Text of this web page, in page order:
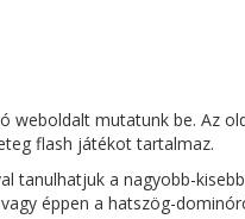
weboldalt mutatunk be. Az
flash játékot tartalmaz.
tanulhatjuk a nagyobb-
éppen a hatszög-